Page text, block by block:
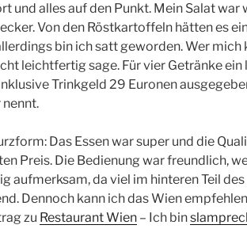
und alles auf den Punkt. Mein Salat war
Von den Röstkartoffeln hätten es
bin ich satt geworden. Wer mich
leichtfertig sage. Für vier Getränke ein
Trinkgeld 29 Euronen
nennt.
Das Essen war super und die
Preis. Die Bedienung war freundlich,
aufmerksam, da viel im hinteren Teil
Dennoch kann ich das Wien
zu Restaurant Wien – Ich bin